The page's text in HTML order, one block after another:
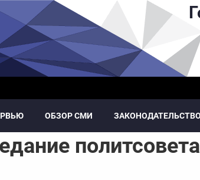
ОБЗОР СМИ ЗАКОНОДАТЕЛЬСТВО
политсовета